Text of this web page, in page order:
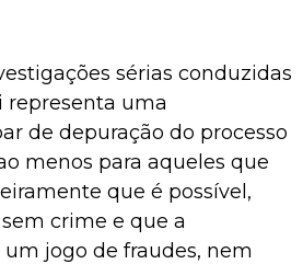
sérias conduzidas
representa uma
de depuração do processo
menos para aqueles que
que é possível,
crime e que a
jogo de fraudes, nem